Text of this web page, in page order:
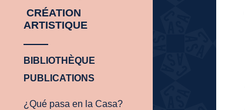
CRÉATION
ARTISTIQUE
BIBLIOTHÈQUE
PUBLICATIONS
¿Qué pasa en la Casa?